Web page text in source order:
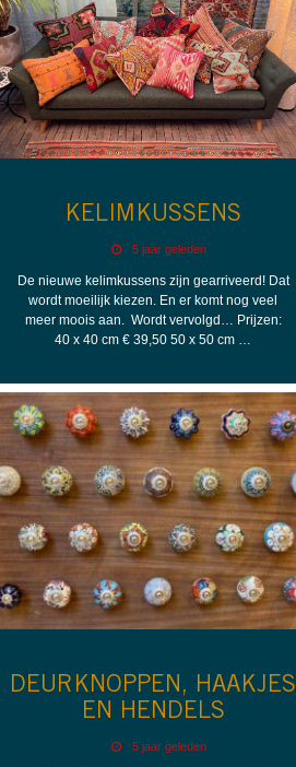
KELIMKUSSENS
5 jaar geleden
De nieuwe kelimkussens zijn gearriveerd! Dat
wordt moeilijk kiezen. En er komt nog veel
meer moois aan. Wordt vervolgd… Prijzen:
40 x 40 cm € 39,50 50 x 50 cm …
DEURKNOPPEN, HAAKJES
EN HENDELS
5 jaar geleden